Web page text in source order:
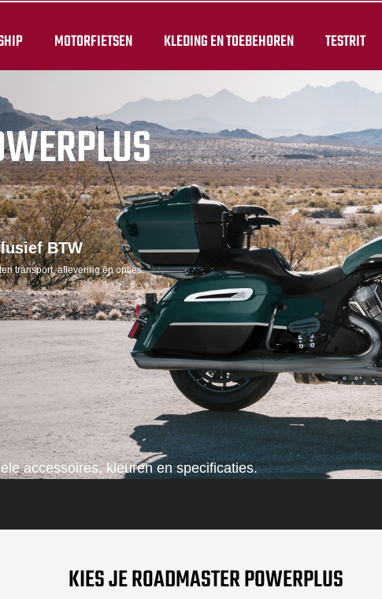
MOTORFIETSEN KLEDING EN TOEBEHOREN TESTRIT
BTW
transport, aflevering en opties.
accessoires, kleuren en specificaties.
KIES JE ROADMASTER POWERPLUS